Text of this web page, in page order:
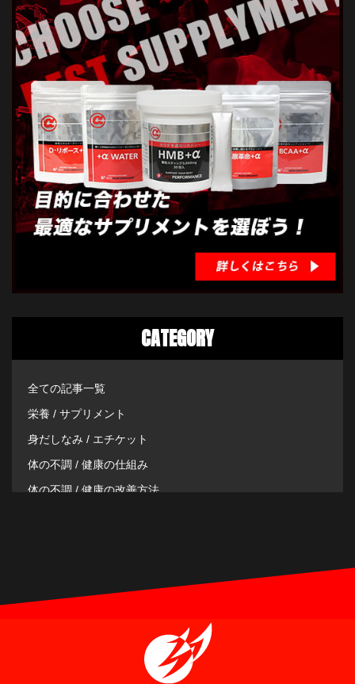
CATEGORY
全ての記事一覧
栄養 / サプリメント
身だしなみ / エチケット
体の不調 / 健康の仕組み
体の不調 / 健康の改善方法